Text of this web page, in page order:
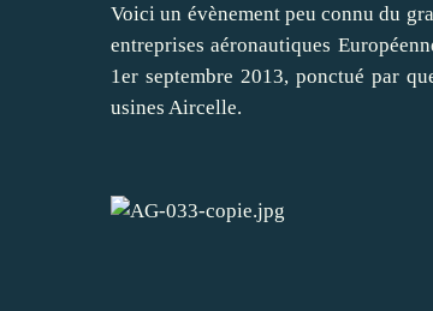
Voici un évènement peu connu du
entreprises aéronautiques
1er septembre 2013, ponctué par
usines Aircelle.